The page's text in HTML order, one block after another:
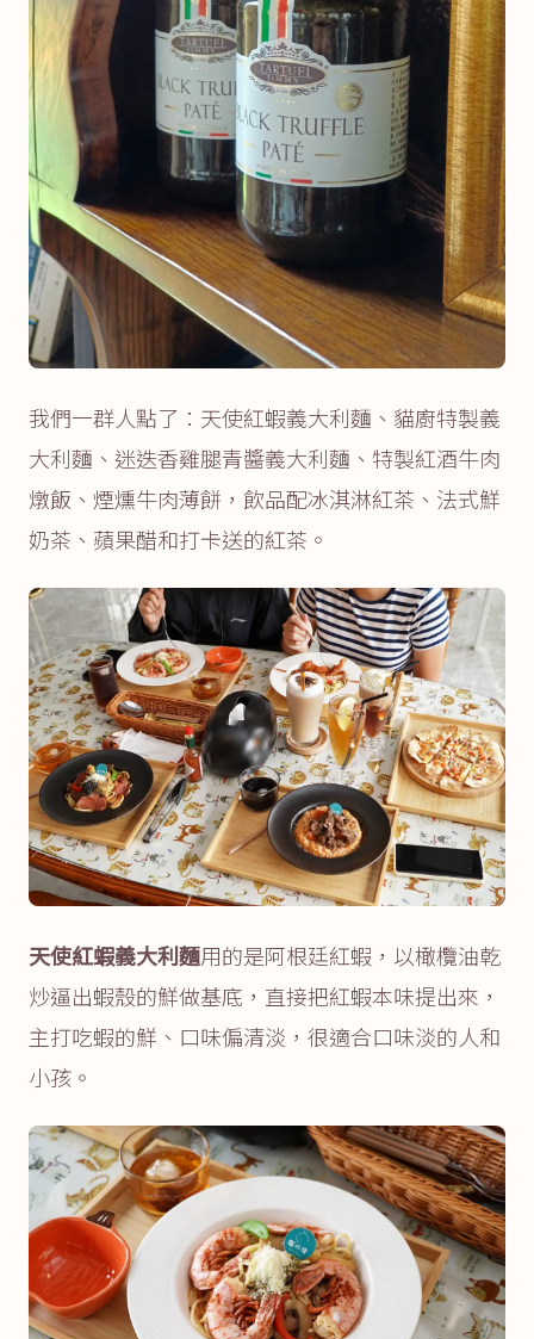
我們一群人點了：天使紅蝦義大利麵、貓廚特製義
大利麵、迷迭香雞腿青醬義大利麵、特製紅酒牛肉
燉飯、煙燻牛肉薄餅，飲品配冰淇淋紅茶、法式鮮
奶茶、蘋果醋和打卡送的紅茶。
天使紅蝦義大利麵用的是阿根廷紅蝦，以橄欖油乾
炒逼出蝦殼的鮮做基底，直接把紅蝦本味提出來，
主打吃蝦的鮮、口味偏清淡，很適合口味淡的人和
小孩。